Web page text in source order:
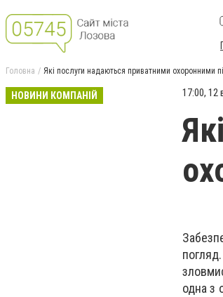
Головна Які послуги надаються приватними охоронними
НОВИНИ КОМПАНІЙ 17:00, 12
одна з